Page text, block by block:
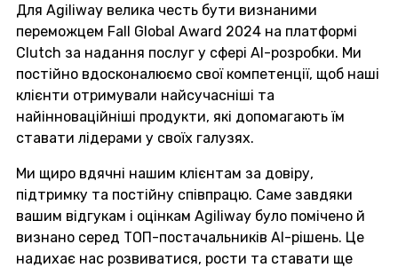
Для Agiliway велика честь бути визнаними
переможцем Fall Global Award 2024 на платформі
Clutch за надання послуг у сфері AI-розробки. Ми
постійно вдосконалюємо свої компетенції, щоб наші
клієнти отримували найсучасніші та
найінноваційніші продукти, які допомагають їм
ставати лідерами у своїх галузях.
Ми щиро вдячні нашим клієнтам за довіру,
підтримку та постійну співпрацю. Саме завдяки
вашим відгукам і оцінкам Agiliway було помічено й
визнано серед ТОП-постачальників AI-рішень. Це
надихає нас розвиватися, рости та ставати ще